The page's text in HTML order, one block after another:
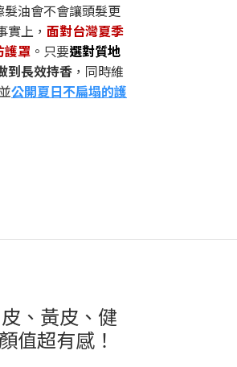
髮油會不會讓頭髮更
上， 面對台灣夏季
護罩 。只要選對質地
到長效持香 ，同時維
公開夏日不扁塌的護
、黃皮、健
值超有感！